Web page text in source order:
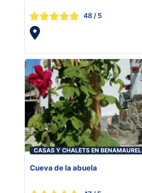
48 / 5
CASAS Y CHALETS EN BENAMAUREL
Cueva de la abuela